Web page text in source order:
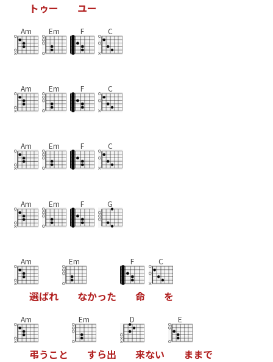
ト ゥー ユー
Am Em F C
Am Em F C
Am Em F C
Am Em F G
Am
選ばれ
Em
なかった
F
命
C
を
Am
弔う こ と
Em
すら出
D
来ない
E
ままで